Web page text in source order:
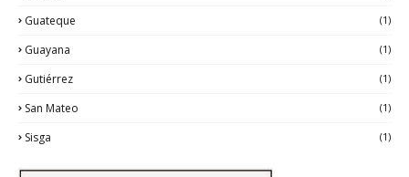
Guateque (1)
Guayana (1)
Gutiérrez (1)
San Mateo (1)
Sisga (1)